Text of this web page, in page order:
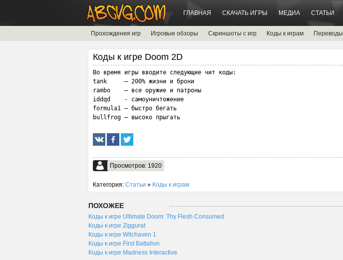
ГЛАВНАЯ СКАЧАТЬ ИГРЫ МЕДИА СТАТЬИ
Прохождения игр Игровые обзоры Скриншоты с игр Коды к играм Переводы
Коды к игре Doom 2D
Во время игры вводите следующие чит коды:
tank     – 200% жизни и брони
rambo    – все оружие и патроны
iddqd    - самоуничтожение
formula1 – быстро бегать
bullfrog – высоко прыгать
Просмотров: 1920
Категория: Статьи » Коды к играм
ПОХОЖЕЕ
Коды к игре Ultimate Doom: Thy Flesh Consumed
Коды к игре Ziggurat
Коды к игре Witchaven 1
Коды к игре First Battalion
Коды к игре Madness Interactive